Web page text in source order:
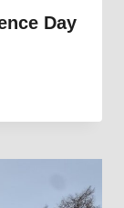
Day